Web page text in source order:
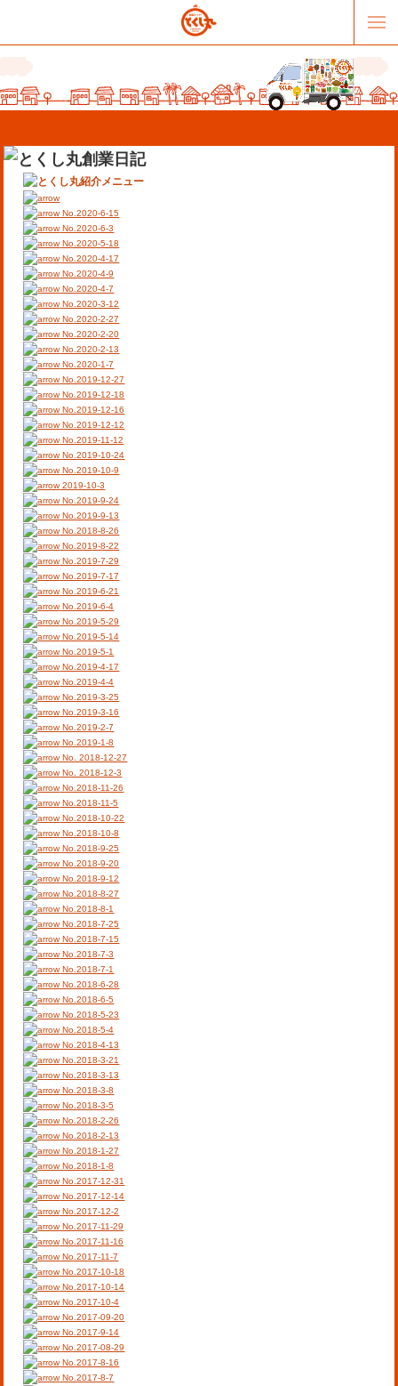
販売パートナー募集
オススメリンク
お問合せ
No.2020-6-15
No.2020-6-3
No.2020-5-18
No.2020-4-17
No.2020-4-9
No.2020-4-7
No.2020-3-12
No.2020-2-27
No.2020-2-20
No.2020-2-13
No.2020-1-7
No.2019-12-27
No.2019-12-18
No.2019-12-16
No.2019-12-12
No.2019-11-12
No.2019-10-24
No.2019-10-9
2019-10-3
No.2019-9-24
No.2019-9-13
No.2018-8-26
No.2019-8-22
No.2019-7-29
No.2019-7-17
No.2019-6-21
No.2019-6-4
No.2019-5-29
No.2019-5-14
No.2019-5-1
No.2019-4-17
No.2019-4-4
No.2019-3-25
No.2019-3-16
No.2019-2-7
No.2019-1-8
No. 2018-12-27
No. 2018-12-3
No.2018-11-26
No.2018-11-5
No.2018-10-22
No.2018-10-8
No.2018-9-25
No.2018-9-20
No.2018-9-12
No.2018-8-27
No.2018-8-1
No.2018-7-25
No.2018-7-15
No.2018-7-3
No.2018-7-1
No.2018-6-28
No.2018-6-5
No.2018-5-23
No.2018-5-4
No.2018-4-13
No.2018-3-21
No.2018-3-13
No.2018-3-8
No.2018-3-5
No.2018-2-26
No.2018-2-13
No.2018-1-27
No.2018-1-8
No.2017-12-31
No.2017-12-14
No.2017-12-2
No.2017-11-29
No.2017-11-16
No.2017-11-7
No.2017-10-18
No.2017-10-14
No.2017-10-4
No.2017-09-20
No.2017-9-14
No.2017-08-29
No.2017-8-16
No.2017-8-7